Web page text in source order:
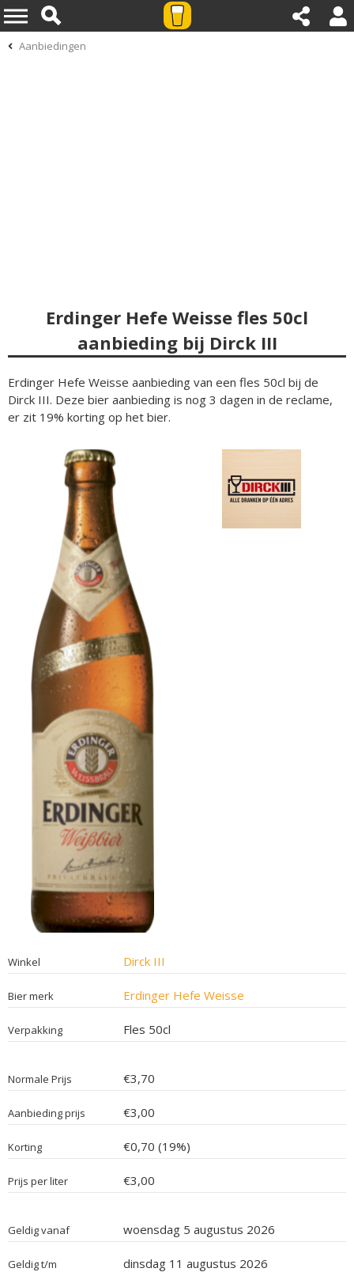
Aanbiedingen
Erdinger Hefe Weisse fles 50cl
aanbieding bij Dirck III
Erdinger Hefe Weisse aanbieding van een fles 50cl bij de
Dirck III. Deze bier aanbieding is nog 3 dagen in de reclame,
er zit 19% korting op het bier.
Winkel Dirck III
Bier merk Erdinger Hefe Weisse
Verpakking Fles 50cl
Normale Prijs €3,70
Aanbieding prijs €3,00
Korting €0,70 (19%)
Prijs per liter €3,00
Geldig vanaf woensdag 5 augustus 2026
Geldig t/m
dinsdag 11 augustus 2026